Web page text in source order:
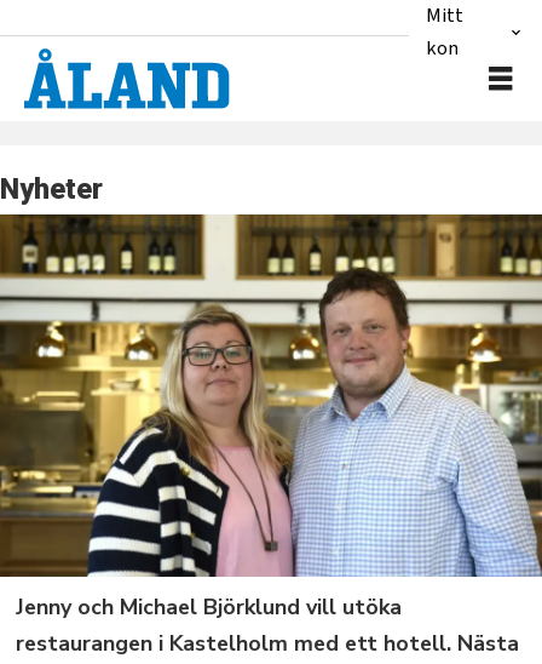
Mitt
konto
Nyheter
Jenny och Michael Björklund vill utöka
restaurangen i Kastelholm med ett hotell. Nästa